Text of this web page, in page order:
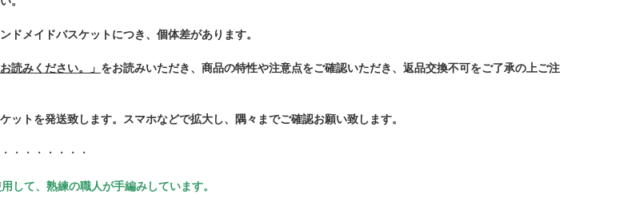
ドメイドバスケットにつき、個体差があります。
読みください。」 をお読みいただき、商品の特性や注意点をご確認いただき、返品交換不可をご了承の上ご注
ットを発送致します。スマホなどで拡大し、隅々までご確認お願い致します。
・・・・・・・
して、熟練の職人が手編みしています。